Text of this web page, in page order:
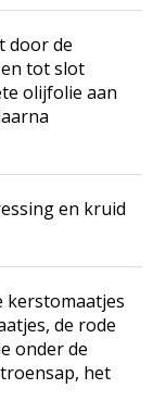
door de
tot slot
olijfolie aan
en kruid
kerstomaatjes
de rode
onder de
het